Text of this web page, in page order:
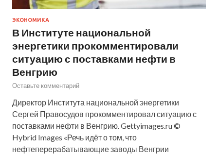
ЭКОНОМИКА
В Институте национальной
энергетики прокомментировали
ситуацию с поставками нефти в
Венгрию
Оставьте комментарий
Директор Института национальной энергетики
Сергей Правосудов прокомментировал ситуацию с
поставками нефти в Венгрию. Gettyimages.ru ©
Hybrid Images «Речь идёт о том, что
нефтеперерабатывающие заводы Венгрии